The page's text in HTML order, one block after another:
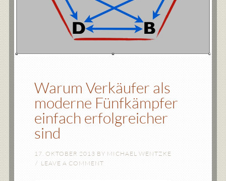
Warum Verkäufer als
moderne Fünfkämpfer
einfach erfolgreicher
sind
17. OKTOBER 2013 BY MICHAEL WENTZKE
LEAVE A COMMENT